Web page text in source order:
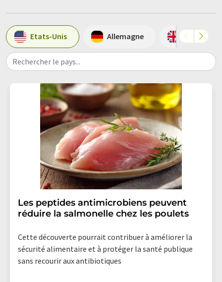
Etats-Unis Allemagne Grande-
Rechercher le pays...
Les peptides antimicrobiens peuvent
réduire la salmonelle chez les poulets
Cette découverte pourrait contribuer à améliorer la
sécurité alimentaire et à protéger la santé publique
sans recourir aux antibiotiques